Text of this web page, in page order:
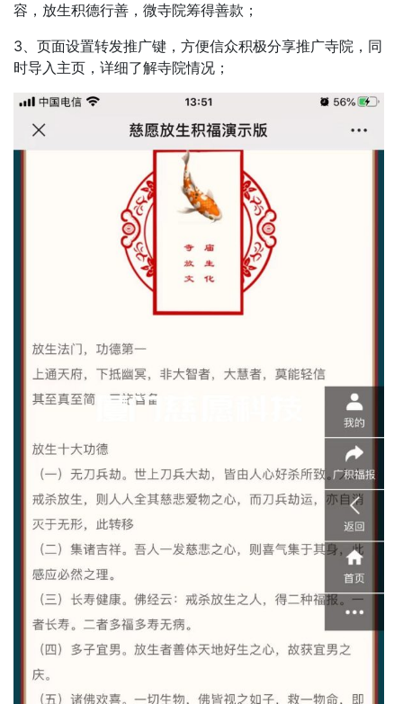
容，放生积德行善，微寺院筹得善款；
3、页面设置转发推广键，方便信众积极分享推广寺院，同
时导入主页，详细了解寺院情况；